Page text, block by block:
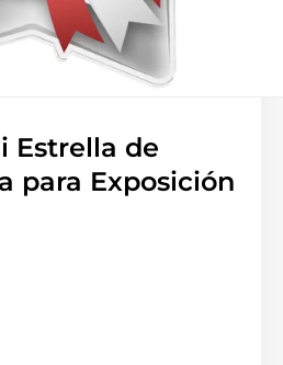
Estrella de
para Exposición